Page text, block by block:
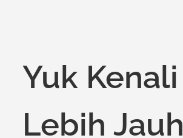
Yuk Kenali
Lebih Jauh